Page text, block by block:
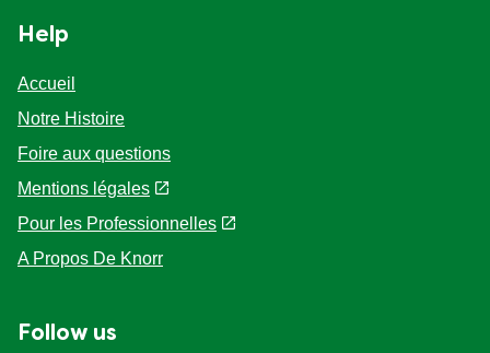
Accueil
Notre Histoire
Foire aux questions
Mentions légales
Pour les Professionnelles